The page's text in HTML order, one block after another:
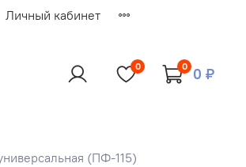
Личный кабинет
0 0 0 ₽
(ПФ-115)